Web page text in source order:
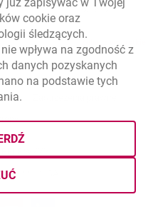
5.1978
otwiera się w nowej karcie
SA
cookie oraz
śledzących.
wpływa na zgodność z
danych pozyskanych
na podstawie tych